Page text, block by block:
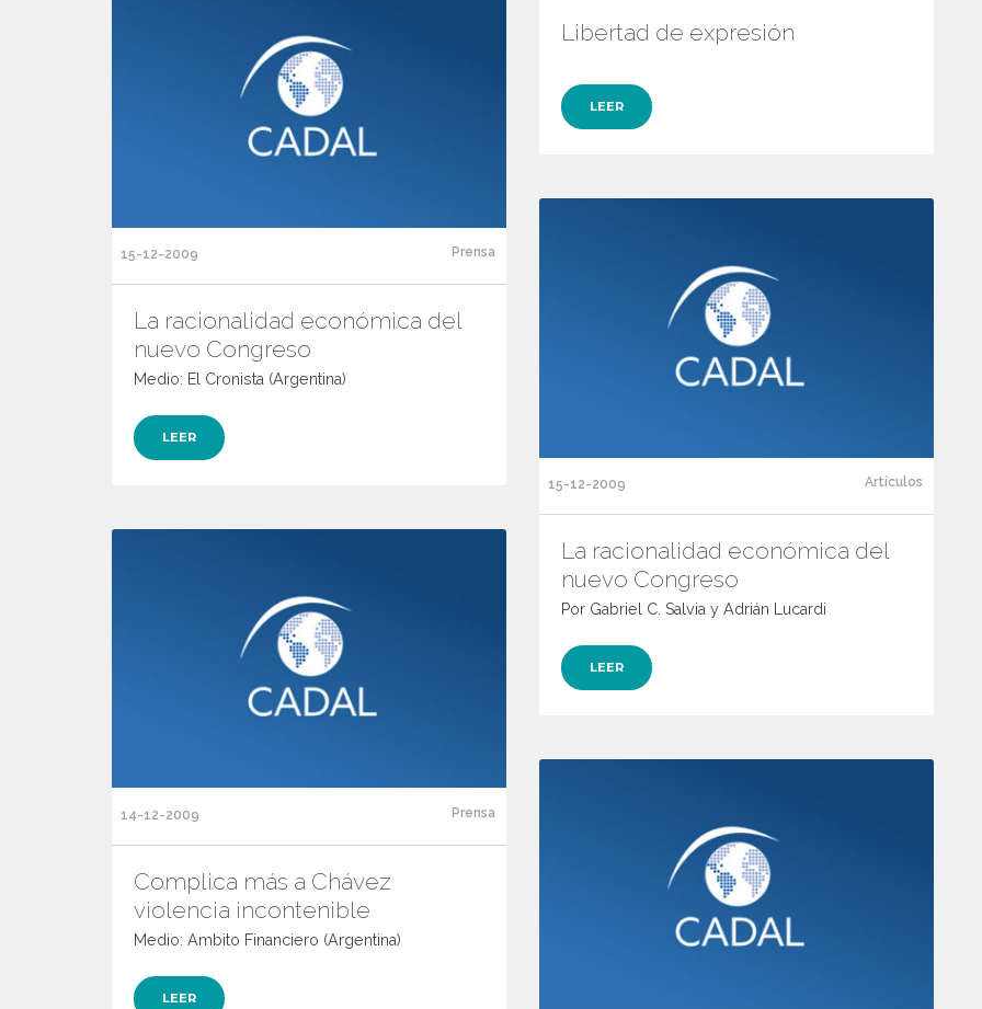
Libertad de expresión
LEER
15-12-2009 Prensa
La racionalidad económica del
nuevo Congreso
Medio: El Cronista (Argentina)
LEER
15-12-2009 Artículos
La racionalidad económica del
nuevo Congreso
Por Gabriel C. Salvia y Adrián Lucardi
LEER
14-12-2009 Prensa
Complica más a Chávez
violencia incontenible
Medio: Ambito Financiero (Argentina)
LEER